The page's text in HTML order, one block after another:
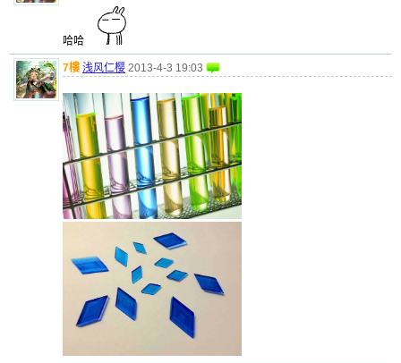
哈哈
7樓 浅风仁樱 2013-4-3 19:03